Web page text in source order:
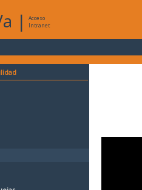
|
Acceso
Intranet